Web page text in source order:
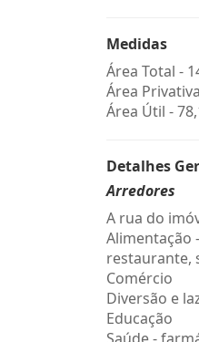
Medidas
Área Total -
Área
Área Útil -
Detalhes
Arredores
A rua do
Alimentação
restaurante,
Comércio
Diversão e
Educação